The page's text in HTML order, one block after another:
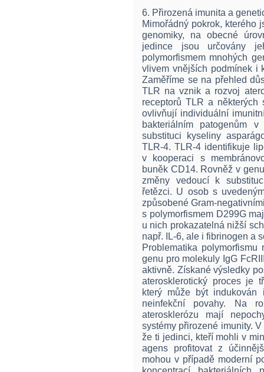
6. Přirozená imunita a
Mimořádný pokrok, kterého
genomiky, na obecné
jedince jsou určovány
polymorfismem mnohých
vlivem vnějších podmínek i
Zaměříme se na přehled
TLR na vznik a rozvoj
receptorů TLR a některých
ovlivňují individuální
bakteriálním patogenům
substituci kyseliny
TLR-4. TLR-4 identifikuje
v kooperaci s
buněk CD14. Rovněž v
změny vedoucí k
řetězci. U osob s
způsobené Gram-
s polymorfismem D299G
u nich prokazatelná nižší
např. IL-6, ale i fibrinogen a
Problematika
genu pro molekuly IgG
aktivně. Získané výsledky
aterosklerotický proces je
který může být indukován
neinfekční povahy. Na
aterosklerózu mají
systémy přirozené imunity.
že ti jedinci, kteří mohli v
agens profitovat z
mohou v případě moderní